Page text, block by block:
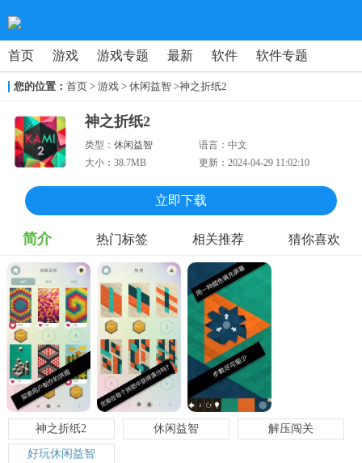
首页 游戏 游戏专题 最新 软件 软件专题
您的位置： 首页 > 游戏 > 休闲益智 >神之折纸2
神之折纸2
类型： 休闲益智 语言：中文
大小： 38.7MB 更新：2024-04-29 11:02:10
立即下载
简介 热门标签 相关推荐 猜你喜欢
神之折纸2 休闲益智 解压闯关
好玩休闲益智